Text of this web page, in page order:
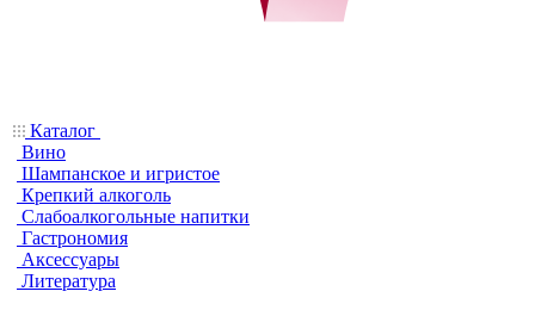
Каталог
Вино
Шампанское и игристое
Крепкий алкоголь
Слабоалкогольные напитки
Гастрономия
Аксессуары
Литература